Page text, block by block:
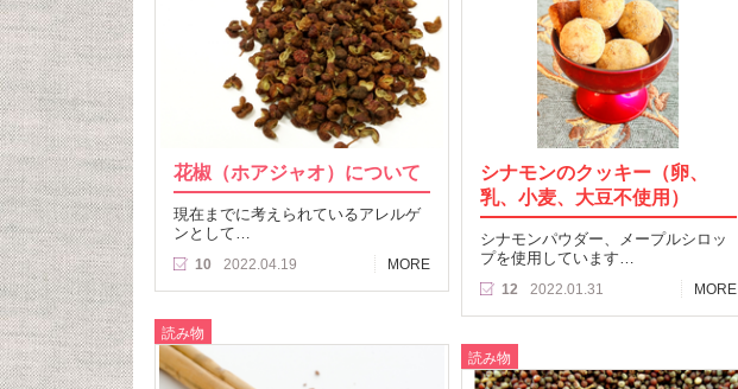
花椒（ホアジャオ）について
現在までに考えられているアレルゲ
ンとして…
10 2022.04.19 MORE
シナモンのクッキー（卵、
乳、小麦、大豆不使用）
シナモンパウダー、メープルシロッ
プを使用しています…
12 2022.01.31 MORE
読み物
読み物